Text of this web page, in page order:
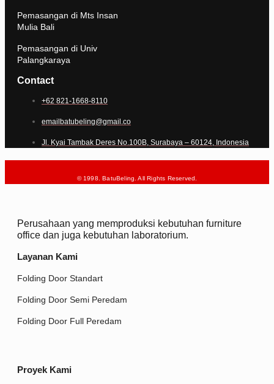
Pemasangan di Mts Insan
Mulia Bali
Pemasangan di Univ
Palangkaraya
Contact
+62 821-1668-8110
emailbatubeling@gmail.co
Jl. Kyai Tambak Deres No.100B, Surabaya – 60124, Indonesia
© 1998. BatuBeling. All Rights Reserved.
Perusahaan yang memproduksi kebutuhan furniture
office dan juga kebutuhan laboratorium.
Layanan Kami
Folding Door Standart
Folding Door Semi Peredam
Folding Door Full Peredam
Proyek Kami